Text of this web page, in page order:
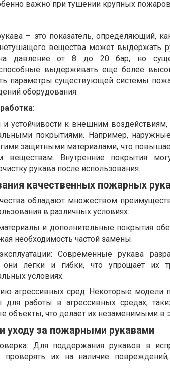
важно при тушении крупных
– это показатель, определяющий,
вещества может выдержать
на давление от 8 до 20 бар, но
выдерживать еще более
параметры существующей системы
оборудования.
устойчивости к внешним
покрытиями. Например,
защитными материалами, что
веществам. Внутренние покрытия
рукава после использования.
качественных пожарных
обладают множеством
в различных условиях:
и дополнительные покрытия
необходимость частой замены.
Современные рукава
они легки и гибки, что упрощает их
условиях.
агрессивных сред: Некоторые модели
для работы в агрессивных средах,
что делает их незаменимыми в
уходу за пожарными рукавами
Для поддержания рукавов в
проверять их на наличие